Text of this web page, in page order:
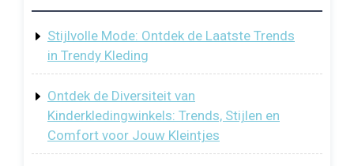
Stijlvolle Mode: Ontdek de Laatste Trends
in Trendy Kleding
Ontdek de Diversiteit van
Kinderkledingwinkels: Trends, Stijlen en
Comfort voor Jouw Kleintjes